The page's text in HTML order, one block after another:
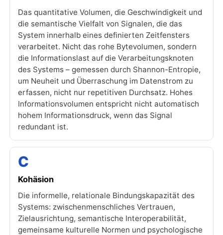
Das quantitative Volumen, die Geschwindigkeit und
die semantische Vielfalt von Signalen, die das
System innerhalb eines definierten Zeitfensters
verarbeitet. Nicht das rohe Bytevolumen, sondern
die Informationslast auf die Verarbeitungsknoten
des Systems – gemessen durch Shannon-Entropie,
um Neuheit und Überraschung im Datenstrom zu
erfassen, nicht nur repetitiven Durchsatz. Hohes
Informationsvolumen entspricht nicht automatisch
hohem Informationsdruck, wenn das Signal
redundant ist.
C
Kohäsion
Die informelle, relationale Bindungskapazität des
Systems: zwischenmenschliches Vertrauen,
Zielausrichtung, semantische Interoperabilität,
gemeinsame kulturelle Normen und psychologische